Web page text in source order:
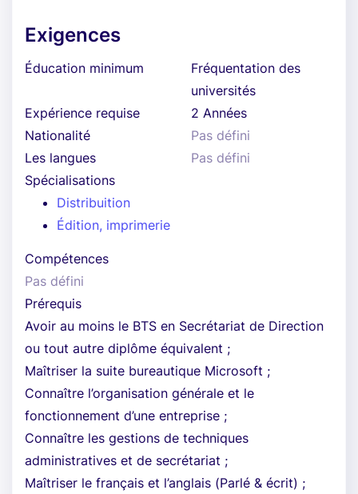
Exigences
Éducation minimum
Fréquentation des
universités
Expérience requise
2 Années
Nationalité
Pas défini
Les langues
Pas défini
Spécialisations
Distribuition
Édition, imprimerie
Compétences
Pas défini
Prérequis
Avoir au moins le BTS en Secrétariat de Direction
ou tout autre diplôme équivalent ;
Maîtriser la suite bureautique Microsoft ;
Connaître l’organisation générale et le
fonctionnement d’une entreprise ;
Connaître les gestions de techniques
administratives et de secrétariat ;
Maîtriser le français et l’anglais (Parlé & écrit) ;